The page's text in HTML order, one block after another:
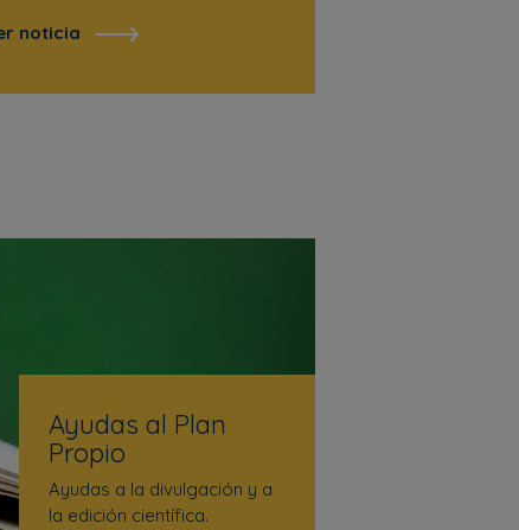
noticia
Ayudas al Plan
Propio
Ayudas a la divulgación y a
la edición científica.